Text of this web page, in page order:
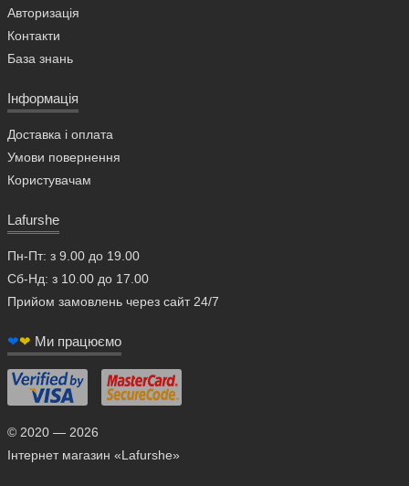
Авторизація
Контакти
База знань
Інформація
Доставка і оплата
Умови повернення
Користувачам
Lafurshe
Пн-Пт: з 9.00 до 19.00
Сб-Нд: з 10.00 до 17.00
Прийом замовлень через сайт 24/7
❤❤ Ми працюємо
© 2020 — 2026
Інтернет магазин «Lafurshe»